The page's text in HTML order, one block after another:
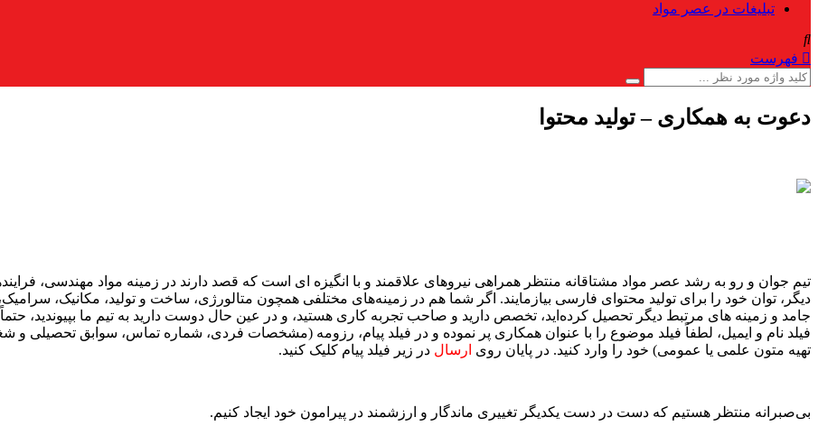
تبلیغات در عصر مواد
فهرست
دعوت به همکاری – تولید محتوا
تیم جوان و رو به رشد عصر مواد مشتاقانه منتظر همراهی نیروهای علاقمند و با انگیزه ای است که قصد دارند در زمینه مواد مهندسی،
دیگر، توان خود را برای تولید محتوای فارسی بیازمایند. اگر شما هم در زمینه‌های مختلفی همچون متالورژی، ساخت و تولید، مکانیک،
جامد و زمینه های مرتبط دیگر تحصیل کرده‌اید، تخصص دارید و صاحب تجربه کاری هستید، و در عین حال دوست دارید به تیم ما بپیوندید،
فیلد نام و ایمیل، لطفاً فیلد موضوع را با عنوان همکاری پر نموده و در فیلد پیام، رزومه (مشخصات فردی، شماره تماس، سوابق تحصیلی و
تهیه متون علمی یا عمومی) خود را وارد کنید. در پایان روی ارسال در زیر فیلد پیام کلیک کنید.
بی‌صبرانه منتظر هستیم که دست در دست یکدیگر تغییری ماندگار و ارزشمند در پیرامون خود ایجاد کنیم.